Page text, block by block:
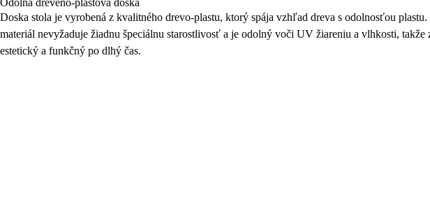
Odolná dreveno-plastová doska
Doska stola je vyrobená z kvalitného drevo-plastu, ktorý spája vzhľad dreva s odolnosťou plastu.
materiál nevyžaduje žiadnu špeciálnu starostlivosť a je odolný voči UV žiareniu a vlhkosti, takže
estetický a funkčný po dlhý čas.